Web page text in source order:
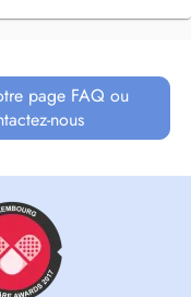
page FAQ ou
nous